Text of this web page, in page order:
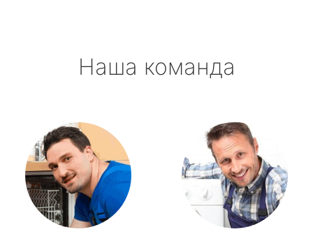
Наша команда